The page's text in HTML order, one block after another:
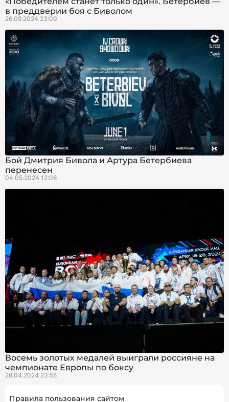
в преддверии боя с Биволом
26.09.2024 23:09
Бой Дмитрия Бивола и Артура Бетербиева
перенесен
04.05.2024 12:08
Восемь золотых медалей выиграли россияне на
чемпионате Европы по боксу
28.04.2024 23:55
Правила пользования сайтом